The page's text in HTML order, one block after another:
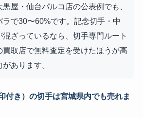
屋・仙台パルコ店の公表例でも、
ラで30〜60%です。記念切手・中
混ざっているなら、切手専門ルート
買取店で無料査定を受けたほうが高
あります。
付き）の切手は宮城県内でも売れま